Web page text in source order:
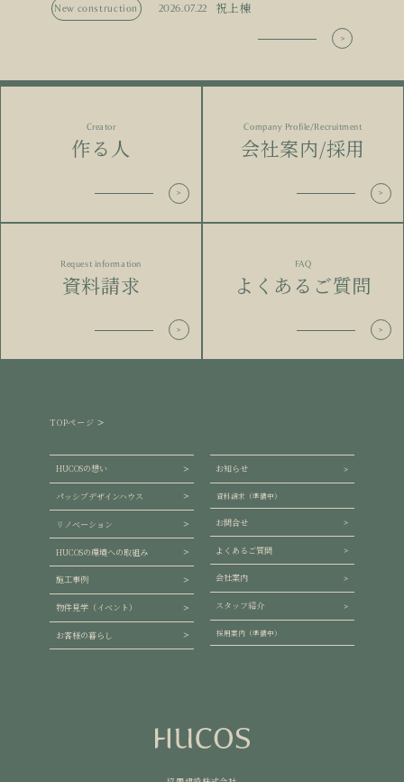
New construction 2026.07.22 祝上棟
Creator
作る人
Company Profile/Recruitment
会社案内/採用
Request information
資料請求
FAQ
よくあるご質問
TOPページ
HUCOSの想い
パッシブデザインハウス
リノベーション
HUCOSの環境への取組み
施工事例
物件見学（イベント）
お客様の暮らし
お知らせ
資料請求（準備中）
お問合せ
よくあるご質問
会社案内
スタッフ紹介
採用案内（準備中）